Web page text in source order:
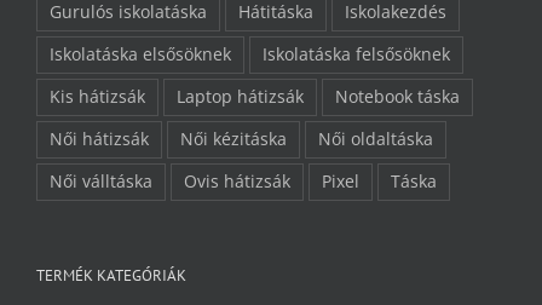
Gurulós iskolatáska
Hátitáska
Iskolakezdés
Iskolatáska elsősöknek
Iskolatáska felsősöknek
Kis hátizsák
Laptop hátizsák
Notebook táska
Női hátizsák
Női kézitáska
Női oldaltáska
Női válltáska
Ovis hátizsák Pixel Táska
TERMÉK KATEGÓRIÁK